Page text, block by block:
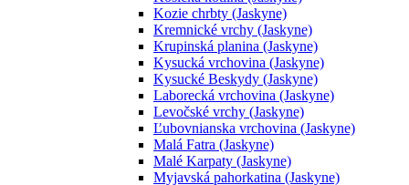
Kozie chrbty (Jaskyne)
Kremnické vrchy (Jaskyne)
Krupinská planina (Jaskyne)
Kysucká vrchovina (Jaskyne)
Kysucké Beskydy (Jaskyne)
Laborecká vrchovina (Jaskyne)
Levočské vrchy (Jaskyne)
Ľubovnianska vrchovina (Jaskyne)
Malá Fatra (Jaskyne)
Malé Karpaty (Jaskyne)
Myjavská pahorkatina (Jaskyne)